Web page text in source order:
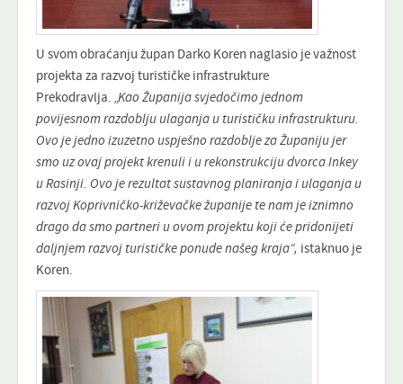
U svom obraćanju župan Darko Koren naglasio je važnost
projekta za razvoj turističke infrastrukture
Prekodravlja. „Kao Županija svjedočimo jednom
povijesnom razdoblju ulaganja u turističku infrastrukturu.
Ovo je jedno izuzetno uspješno razdoblje za Županiju jer
smo uz ovaj projekt krenuli i u rekonstrukciju dvorca Inkey
u Rasinji. Ovo je rezultat sustavnog planiranja i ulaganja u
razvoj Koprivničko-križevačke županije te nam je iznimno
drago da smo partneri u ovom projektu koji će pridonijeti
daljnjem razvoj turističke ponude našeg kraja“, istaknuo je
Koren.